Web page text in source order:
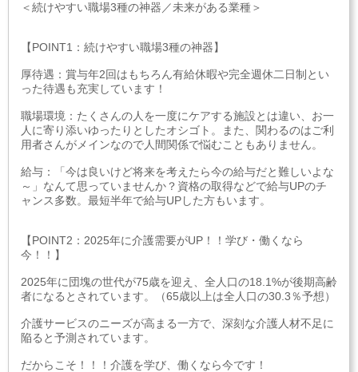
＜続けやすい職場3種の神器／未来がある業種＞
【POINT1：続けやすい職場3種の神器】
厚待遇：賞与年2回はもちろん有給休暇や完全週休二日制とい
った待遇も充実しています！
職場環境：たくさんの人を一度にケアする施設とは違い、お一
人に寄り添いゆったりとしたオシゴト。また、関わるのはご利
用者さんがメインなので人間関係で悩むこともありません。
給与：「今は良いけど将来を考えたら今の給与だと難しいよな
～」なんて思っていませんか？資格の取得などで給与UPのチ
ャンス多数。最短半年で給与UPした方もいます。
【POINT2：2025年に介護需要がUP！！学び・働くなら
今！！】
2025年に団塊の世代が75歳を迎え、全人口の18.1%が後期高齢
者になるとされています。（65歳以上は全人口の30.3％予想）
介護サービスのニーズが高まる一方で、深刻な介護人材不足に
陥ると予測されています。
だからこそ！！！介護を学び、働くなら今です！